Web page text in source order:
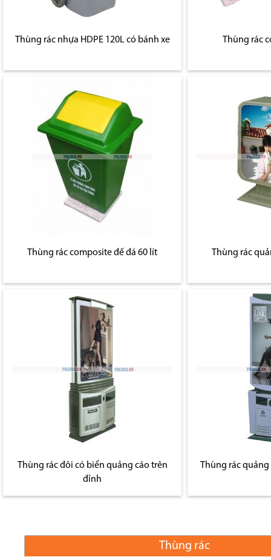
Thùng rác nhựa HDPE 120L có bánh xe Thùng rác
Thùng rác composite đế đá 60 lít Thùng rác
Thùng rác đôi có biển quảng cáo trên
đỉnh
Thùng rác
Thùng rác